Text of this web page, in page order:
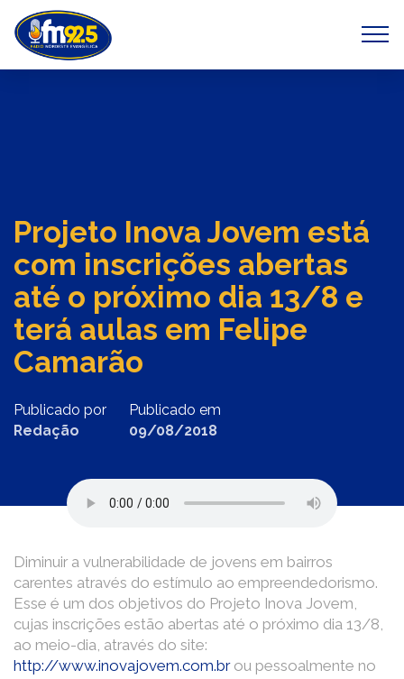
Previous Next
Projeto Inova Jovem está
com inscrições abertas
até o próximo dia 13/8 e
terá aulas em Felipe
Camarão
Publicado por
Redação
Publicado em
09/08/2018
Diminuir a vulnerabilidade de jovens em bairros
carentes através do estímulo ao empreendedorismo.
Esse é um dos objetivos do Projeto Inova Jovem,
cujas inscrições estão abertas até o próximo dia 13/8,
ao meio-dia, através do site:
http://www.inovajovem.com.brou pessoalmente no